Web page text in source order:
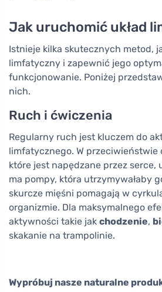
Jak uruchomić układ
Istnieje kilka skutecznych metod,
limfatyczny i zapewnić jego
funkcjonowanie. Poniżej
nich.
Ruch i ćwiczenia
Regularny ruch jest kluczem do
limfatycznego. W przeciwieństwie
które jest napędzane przez serce,
ma pompy, która utrzymywałaby
skurcze mięśni pomagają w
organizmie. Dla maksymalnego
aktywności takie jak chodzenie,
skakanie na trampolinie.
Wypróbuj nasze naturalne